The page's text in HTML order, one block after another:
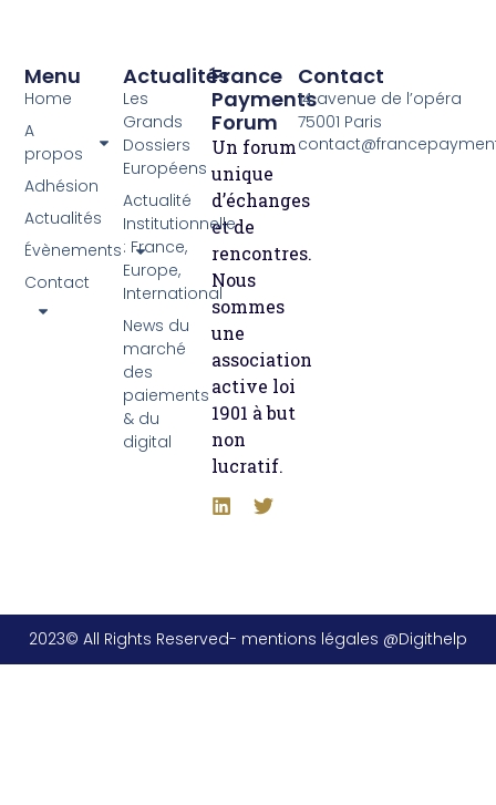
France
Payments
Forum
Un forum
unique
d’échanges
et de
rencontres.
Nous
sommes
une
association
active loi
1901 à but
non
lucratif.
Actualités
Les
Grands
Dossiers
Européens
Actualité
Institutionnelle
: France,
Europe,
International
News du
marché
des
paiements
& du
digital
Menu
Home
A
propos
Adhésion
Actualités
Évènements
Contact
Contact
14 avenue de l’opéra
75001 Paris
2023© All Rights Reserved- mentions légales @Digithelp